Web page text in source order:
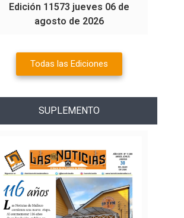
Edición 11573 jueves 06 de
agosto de 2026
Todas las Ediciones
SUPLEMENTO